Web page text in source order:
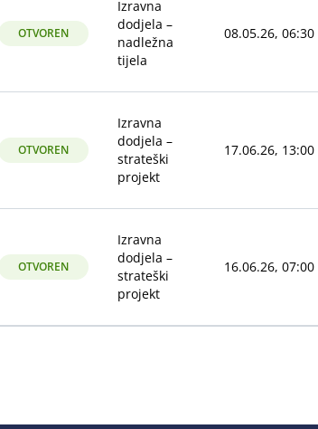
OTVOREN
Izravna
dodjela –
nadležna
tijela
08.05.26, 06:30
OTVOREN
Izravna
dodjela –
strateški
projekt
17.06.26, 13:00
OTVOREN
Izravna
dodjela –
strateški
projekt
16.06.26, 07:00